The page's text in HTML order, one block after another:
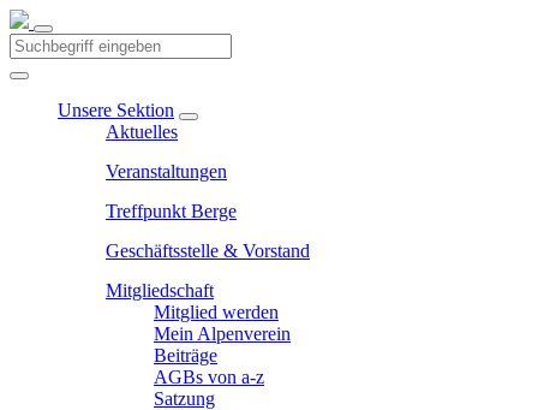
Unsere Sektion
Aktuelles
Veranstaltungen
Treffpunkt Berge
Geschäftsstelle & Vorstand
Mitgliedschaft
Mitglied werden
Mein Alpenverein
Beiträge
AGBs von a-z
Satzung